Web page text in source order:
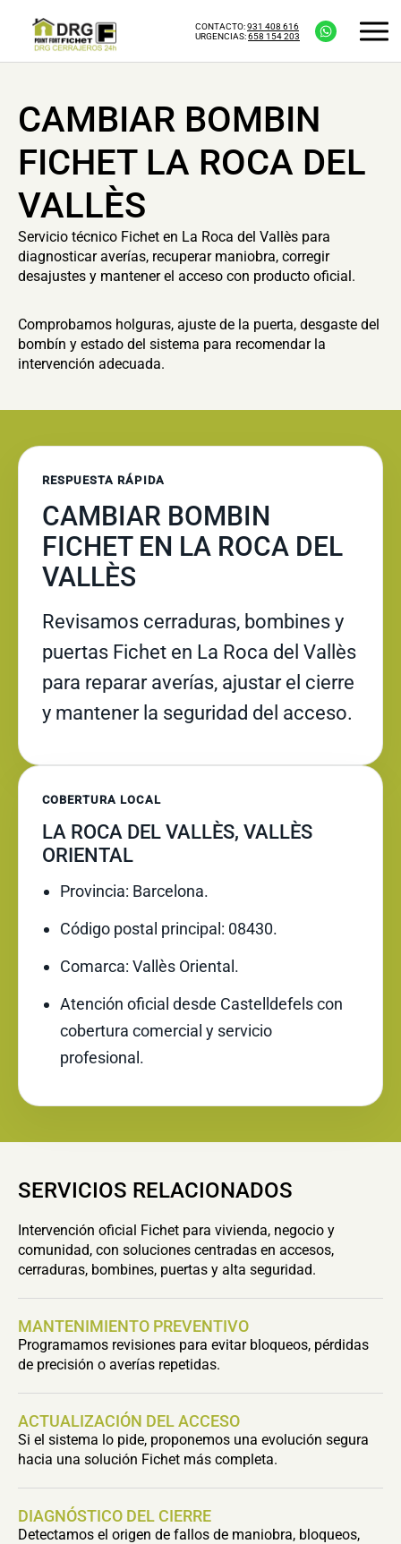
CONTACTO:931 408 616
URGENCIAS:658 154 203
CAMBIAR BOMBIN
FICHET LA ROCA DEL
VALLÈS
Servicio técnico Fichet en La Roca del Vallès para
diagnosticar averías, recuperar maniobra, corregir
desajustes y mantener el acceso con producto oficial.
Comprobamos holguras, ajuste de la puerta, desgaste del
bombín y estado del sistema para recomendar la
intervención adecuada.
RESPUESTA RÁPIDA
CAMBIAR BOMBIN
FICHET EN LA ROCA DEL
VALLÈS
Revisamos cerraduras, bombines y
puertas Fichet en La Roca del Vallès
para reparar averías, ajustar el cierre
y mantener la seguridad del acceso.
COBERTURA LOCAL
LA ROCA DEL VALLÈS, VALLÈS
ORIENTAL
Provincia: Barcelona.
Código postal principal: 08430.
Comarca: Vallès Oriental.
Atención oficial desde Castelldefels con
cobertura comercial y servicio
profesional.
SERVICIOS RELACIONADOS
Intervención oficial Fichet para vivienda, negocio y
comunidad, con soluciones centradas en accesos,
cerraduras, bombines, puertas y alta seguridad.
MANTENIMIENTO PREVENTIVO
Programamos revisiones para evitar bloqueos, pérdidas
de precisión o averías repetidas.
ACTUALIZACIÓN DEL ACCESO
Si el sistema lo pide, proponemos una evolución segura
hacia una solución Fichet más completa.
DIAGNÓSTICO DEL CIERRE
Detectamos el origen de fallos de maniobra, bloqueos,